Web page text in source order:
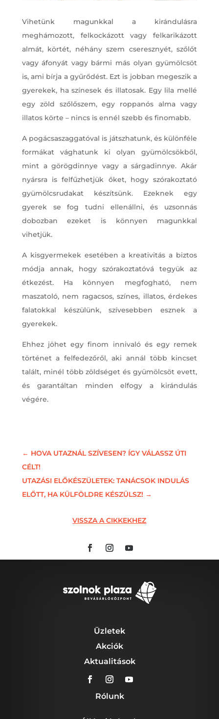
Vihetünk magunkkal a kirándulásra
meghámozott, felkockázott vagy felkarikázott
almát, körtét, néhány szem cseresznyét, szőlőt
vagy áfonyát vagy bármi más olyan gyümölcsöt
is, ami bírja a gyűrődést. Ezt is jobban megeszik a
gyerekek, ha színesek és illatosak. Egy lila mellé
egy zöld szőlőszem, egy roppanós alma vagy
illatos körte – nincs is ennél szebb és finomabb.
A pogácsaszaggatóval is játszhatunk, és különféle
formákat vághatunk ki olyan gyümölcsökből,
mint a görögdinnye vagy a sárgadinnye. Akár
nyársra is felfűzhetjük őket, hogy szórakoztató
gyümölcsrudakat készítsünk. Ezeknek egy
gyerek se fog tudni ellenállni, és uzsonnás
dobozban ezeket is könnyen magunkkal
vihetjük.
A kisgyermekek esetében a kreativitás a biztos
módja annak, hogy szórakoztatóvá tegyük az
étkezést. Ha könnyen megfogható, nem
maszatoló, nem ragacsos, színes, illatos, érdekes
falatokkal készülünk, szívesebben esznek a
gyerekek.
Ehhez jöhet egy finom innivaló és egy remek
történet a felfedezőről, aki annál több kincset
talált, minél több zöldséget és gyümölcsöt evett,
és garantáltan minden elfogy a kirándulás
végére.
← HOVA UTAZNÁL SZÍVESEN? ÍGY VÁLASSZ ÚTI
CÉLT!
UTAZÁSI ELŐKÉSZÜLETEK: TANÁCSOK INDULÁS
ELŐTT, HA KÜLFÖLDRE KÉSZÜLSZ! →
VISSZA A CIKKEKHEZ
Üzletek
Akciók
Aktualitások
Rólunk